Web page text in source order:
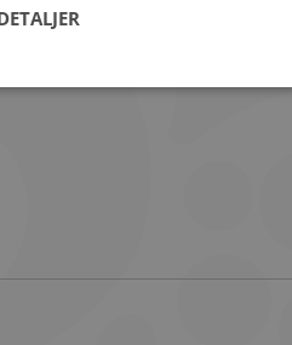
er det enkle valg, når kvalitet